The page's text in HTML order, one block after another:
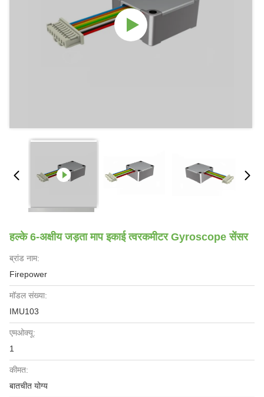
हल्के 6-अक्षीय जड़ता माप इकाई त्वरकमीटर Gyroscope सेंसर
ब्रांड नाम:
Firepower
मॉडल संख्या:
IMU103
एमओक्यू:
1
कीमत:
बातचीत योग्य